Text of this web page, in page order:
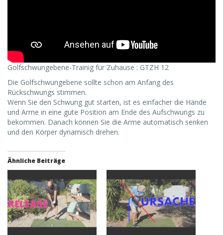
Golfschwungebene-Trainig für Zuhause : GTZH 12
Die Golfschwungebene sollte schon am Anfang des
Rückschwungs stimmen.
Wenn Sie den Schwung gut starten, ist es einfacher die Hände
und Arme in eine gute Position am Ende des Aufschwungs zu
bekommen. Danach können Sie die Arme automatisch senken
und den Körper dynamisch drehen.
Ähnliche Beiträge